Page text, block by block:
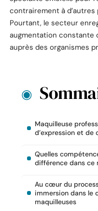
contrairement à
Pourtant, le secteur
augmentation constante
auprès des organismes
Maquilleuse
d’expression et
Quelles
différence dans ce
Au cœur du
immersion dans le
maquilleuses